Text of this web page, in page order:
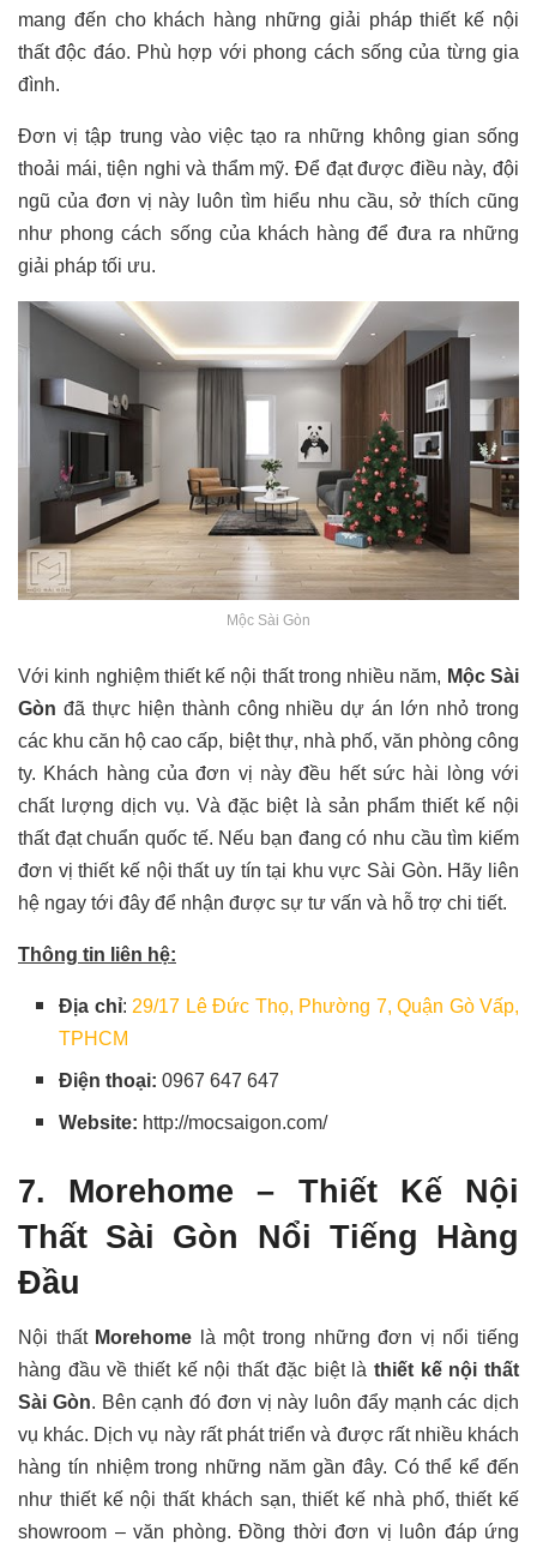
mang đến cho khách hàng những giải pháp thiết kế nội
thất độc đáo. Phù hợp với phong cách sống của từng gia
đình.
Đơn vị tập trung vào việc tạo ra những không gian sống
thoải mái, tiện nghi và thẩm mỹ. Để đạt được điều này, đội
ngũ của đơn vị này luôn tìm hiểu nhu cầu, sở thích cũng
như phong cách sống của khách hàng để đưa ra những
giải pháp tối ưu.
Mộc Sài Gòn
Với kinh nghiệm thiết kế nội thất trong nhiều năm, Mộc Sài
Gòn đã thực hiện thành công nhiều dự án lớn nhỏ trong
các khu căn hộ cao cấp, biệt thự, nhà phố, văn phòng công
ty. Khách hàng của đơn vị này đều hết sức hài lòng với
chất lượng dịch vụ. Và đặc biệt là sản phẩm thiết kế nội
thất đạt chuẩn quốc tế. Nếu bạn đang có nhu cầu tìm kiếm
đơn vị thiết kế nội thất uy tín tại khu vực Sài Gòn. Hãy liên
hệ ngay tới đây để nhận được sự tư vấn và hỗ trợ chi tiết.
Thông tin liên hệ:
Địa chỉ:29/17 Lê Đức Thọ, Phường 7, Quận Gò Vấp,
TPHCM
Điện thoại:0967 647 647
Website: http://mocsaigon.com/
7. Morehome – Thiết Kế Nội
Thất Sài Gòn Nổi Tiếng Hàng
Đầu
Nội thất Morehome là một trong những đơn vị nổi tiếng
hàng đầu về thiết kế nội thất đặc biệt là thiết kế nội thất
Sài Gòn. Bên cạnh đó đơn vị này luôn đẩy mạnh các dịch
vụ khác. Dịch vụ này rất phát triển và được rất nhiều khách
hàng tín nhiệm trong những năm gần đây. Có thể kể đến
như thiết kế nội thất khách sạn, thiết kế nhà phố, thiết kế
showroom – văn phòng. Đồng thời đơn vị luôn đáp ứng